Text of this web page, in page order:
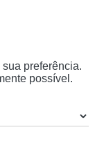
preferência.
possível.